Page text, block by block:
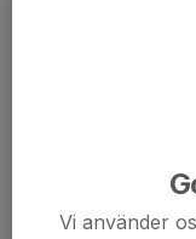
Keps (kan vara bra
Tofflor och/eller
Ryggsäck att bära
Hemresa - till Visby
Vi anländer med
Vi använder